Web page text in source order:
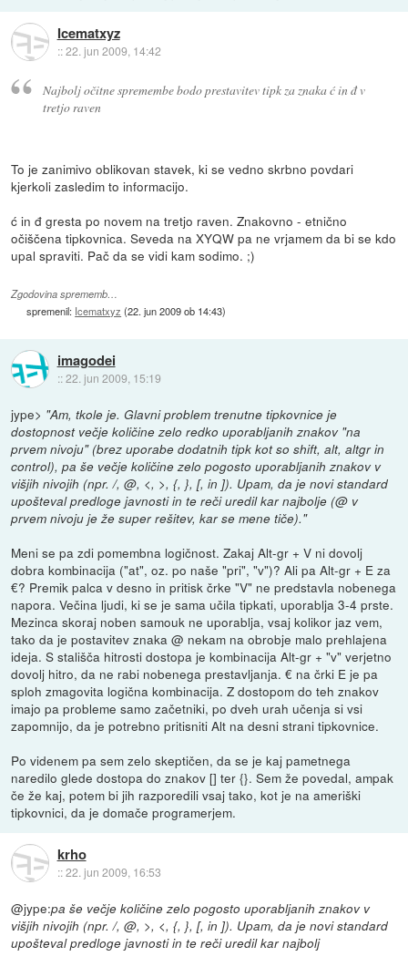
Icematxyz
::22. jun 2009, 14:42
Najbolj očitne spremembe bodo prestavitev tipk za znaka ć in đ v
tretjo raven
To je zanimivo oblikovan stavek, ki se vedno skrbno povdari
kjerkoli zasledim to informacijo.
ć in đ gresta po novem na tretjo raven. Znakovno - etnično
očiščena tipkovnica. Seveda na XYQW pa ne vrjamem da bi se kdo
upal spraviti. Pač da se vidi kam sodimo. ;)
Zgodovina sprememb…
spremenil: Icematxyz (22. jun 2009 ob 14:43)
imagodei
::22. jun 2009, 15:19
jype> "Am, tkole je. Glavni problem trenutne tipkovnice je
dostopnost večje količine zelo redko uporabljanih znakov "na
prvem nivoju" (brez uporabe dodatnih tipk kot so shift, alt, altgr in
control), pa še večje količine zelo pogosto uporabljanih znakov v
višjih nivojih (npr. /, @, <, >, {, }, [, in ]). Upam, da je novi standard
upošteval predloge javnosti in te reči uredil kar najbolje (@ v
prvem nivoju je že super rešitev, kar se mene tiče)."
Meni se pa zdi pomembna logičnost. Zakaj Alt-gr + V ni dovolj
dobra kombinacija ("at", oz. po naše "pri", "v")? Ali pa Alt-gr + E za
€? Premik palca v desno in pritisk črke "V" ne predstavla nobenega
napora. Večina ljudi, ki se je sama učila tipkati, uporablja 3-4 prste.
Mezinca skoraj noben samouk ne uporablja, vsaj kolikor jaz vem,
tako da je postavitev znaka @ nekam na obrobje malo prehlajena
ideja. S stališča hitrosti dostopa je kombinacija Alt-gr + "v" verjetno
dovolj hitro, da ne rabi nobenega prestavljanja. € na črki E je pa
sploh zmagovita logična kombinacija. Z dostopom do teh znakov
imajo pa probleme samo začetniki, po dveh urah učenja si vsi
zapomnijo, da je potrebno pritisniti Alt na desni strani tipkovnice.
Po videnem pa sem zelo skeptičen, da se je kaj pametnega
naredilo glede dostopa do znakov [] ter {}. Sem že povedal, ampak
če že kaj, potem bi jih razporedili vsaj tako, kot je na ameriški
tipkovnici, da je domače programerjem.
krho
::22. jun 2009, 16:53
@jype:pa še večje količine zelo pogosto uporabljanih znakov v
višjih nivojih (npr. /, @, >, <, {, }, [, in ]). Upam, da je novi standard
upošteval predloge javnosti in te reči uredil kar najbolj